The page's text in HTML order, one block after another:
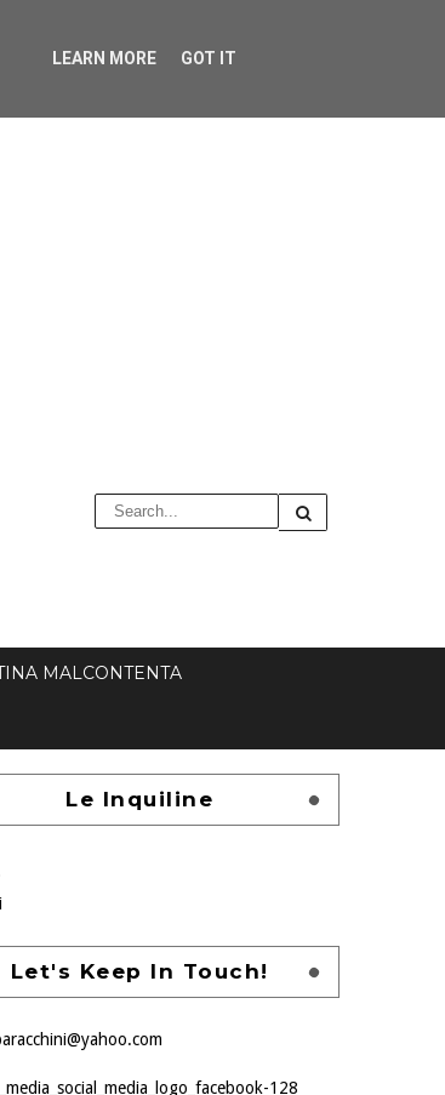
MALCONTENTA
Le Inquiline
Let's Keep In Touch!
LEARN MORE GOT IT